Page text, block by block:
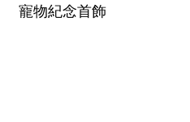
寵物紀念首飾